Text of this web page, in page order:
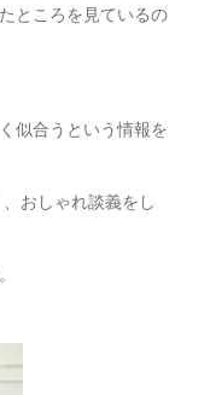
ところを見ているの
似合うという情報を
おしゃれ談義をし